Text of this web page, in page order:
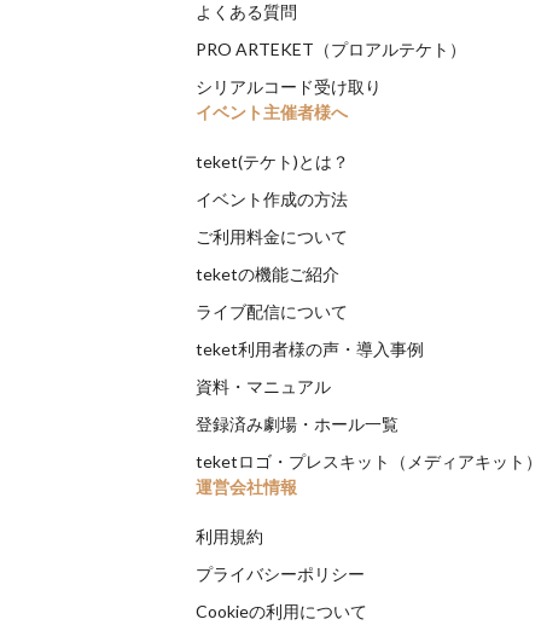
よくある質問
PRO ARTEKET（プロアルテケト）
シリアルコード受け取り
イベント主催者様へ
teket(テケト)とは？
イベント作成の方法
ご利用料金について
teketの機能ご紹介
ライブ配信について
teket利用者様の声・導入事例
資料・マニュアル
登録済み劇場・ホール一覧
teketロゴ・プレスキット（メディアキット）
運営会社情報
利用規約
プライバシーポリシー
Cookieの利用について